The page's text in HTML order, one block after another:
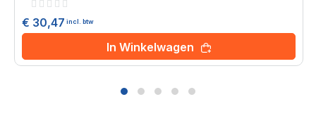
Rating:
€ 30,47 incl. btw
In Winkelwagen